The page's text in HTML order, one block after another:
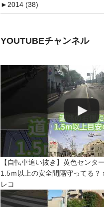
►2014 (38)
YOUTUBEチャンネル
【自転車追い抜き】黄色センタ
1.5ｍ以上の安全間隔守ってる？
レコ